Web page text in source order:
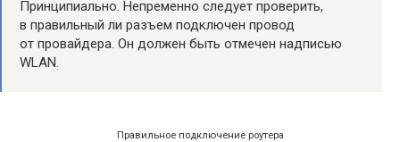
Принципиально. Непременно следует проверить,
в правильный ли разъем подключен провод
от провайдера. Он должен быть отмечен надписью
WLAN.
Правильное подключение роутера